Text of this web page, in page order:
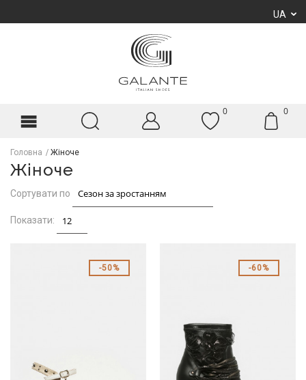
UA
0 0
Головна Жіноче
Жіноче
Сортувати по
Показати:
50% 60%